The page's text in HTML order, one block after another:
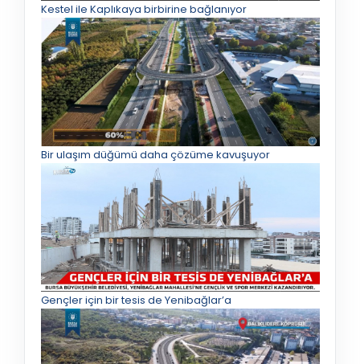
Kestel ile Kaplıkaya birbirine bağlanıyor
Bir ulaşım düğümü daha çözüme kavuşuyor
Gençler için bir tesis de Yenibağlar’a